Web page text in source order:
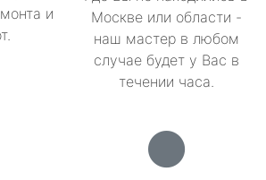
и
Москве или области -
наш мастер в любом
случае будет у Вас в
течении часа.